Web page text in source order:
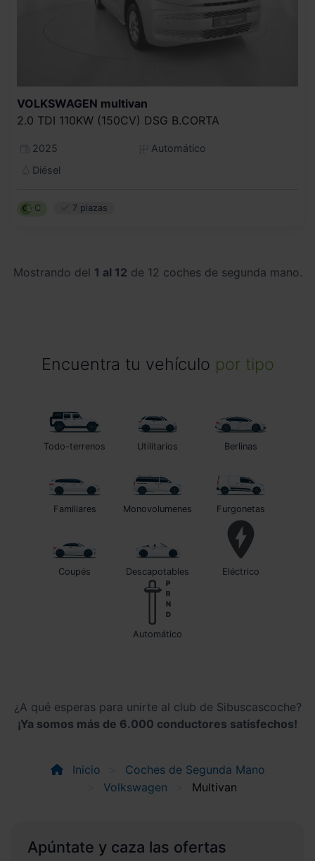
VOLKSWAGEN multivan
2.0 TDI 110KW (150CV) DSG B.CORTA
2025
Automático
Diésel
C 7 plazas
Mostrando del 1 al 12 de 12 coches de segunda mano.
Encuentra tu vehículo por tipo
Todo-terrenos Utilitarios Berlinas
Familiares Monovolumenes Furgonetas
Coupés Descapotables Eléctrico
automático
¿A qué esperas para unirte al club de Sibuscascoche?
¡Ya somos más de 6.000 conductores satisfechos!
Inicio
Coches de Segunda Mano
Volkswagen
Multivan
Apúntate y caza las ofertas